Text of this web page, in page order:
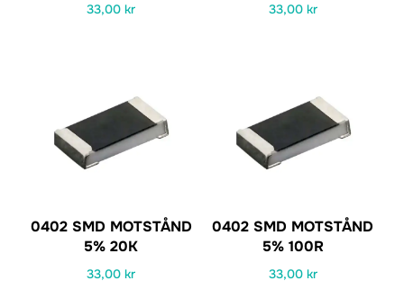
33,00kr 33,00 kr
0402 SMD MOTSTÅND
5% 20K
33,00kr
0402 SMD MOTSTÅND
5% 100R
33,00 kr